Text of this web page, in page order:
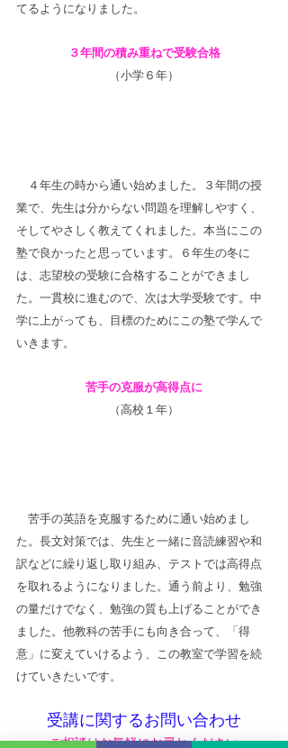
てるようになりました。
３年間の積み重ねで受験合格
（小学６年）
４年生の時から通い始めました。３年間の授
業で、先生は分からない問題を理解しやすく、
そしてやさしく教えてくれました。本当にこの
塾で良かったと思っています。６年生の冬に
は、志望校の受験に合格することができまし
た。一貫校に進むので、次は大学受験です。中
学に上がっても、目標のためにこの塾で学んで
いきます。
苦手の克服が高得点に
（高校１年）
苦手の英語を克服するために通い始めまし
た。長文対策では、先生と一緒に音読練習や和
訳などに繰り返し取り組み、テストでは高得点
を取れるようになりました。通う前より、勉強
の量だけでなく、勉強の質も上げることができ
ました。他教科の苦手にも向き合って、「得
意」に変えていけるよう、この教室で学習を続
けていきたいです。
受講に関するお問い合わせ
ご相談はお気軽にお尋ねください